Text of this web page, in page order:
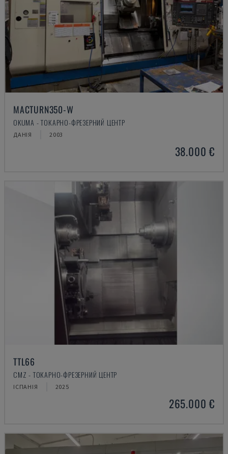
MACTURN350-W
OKUMA - ТОКАРНО-ФРЕЗЕРНИЙ ЦЕНТР
ДАНІЯ 2003
38.000 €
TTL66
CMZ - ТОКАРНО-ФРЕЗЕРНИЙ ЦЕНТР
ІСПАНІЯ 2025
265.000 €